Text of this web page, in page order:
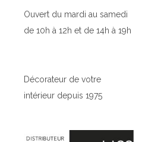
Ouvert du mardi au samedi
de 10h à 12h et de 14h à 19h
Décorateur de votre
intérieur depuis 1975